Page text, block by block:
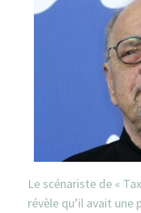
Le scénariste de «
révèle qu’il avait une